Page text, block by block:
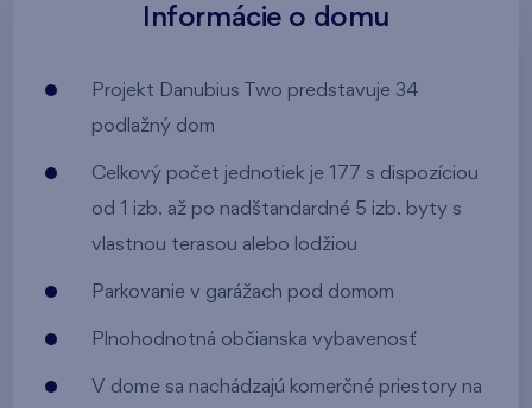
Informácie o domu
Projekt Danubius Two predstavuje 34
podlažný dom
Celkový počet jednotiek je 177 s dispozíciou
od 1 izb. až po nadštandardné 5 izb. byty s
vlastnou terasou alebo lodžiou
Parkovanie v garážach pod domom
Plnohodnotná občianska vybavenosť
V dome sa nachádzajú komerčné priestory na